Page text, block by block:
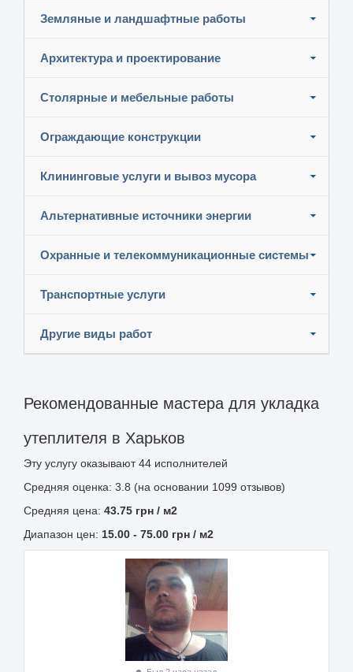
Земляные и ландшафтные работы
Архитектура и проектирование
Столярные и мебельные работы
Ограждающие конструкции
Клининговые услуги и вывоз мусора
Альтернативные источники энергии
Охранные и телекоммуникационные системы
Транспортные услуги
Другие виды работ
Рекомендованные мастера для укладка
утеплителя в Харьков
Эту услугу оказывают44 исполнителей
Средняя оценка: 3.8 (на основании 1099 отзывов)
Средняя цена: 43.75 грн / м2
Диапазон цен: 15.00 - 75.00 грн / м2